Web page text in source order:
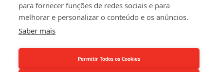
para fornecer funções de redes sociais e para
melhorar e personalizar o conteúdo e os anúncios.
Saber mais
Permitir Todos os Cookies
Política de cookies